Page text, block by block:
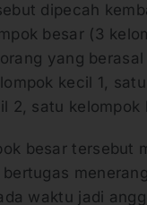
dipecah
besar (3
yang
kecil 1,
2, satu kelompok
besar tersebut
waktu jadi